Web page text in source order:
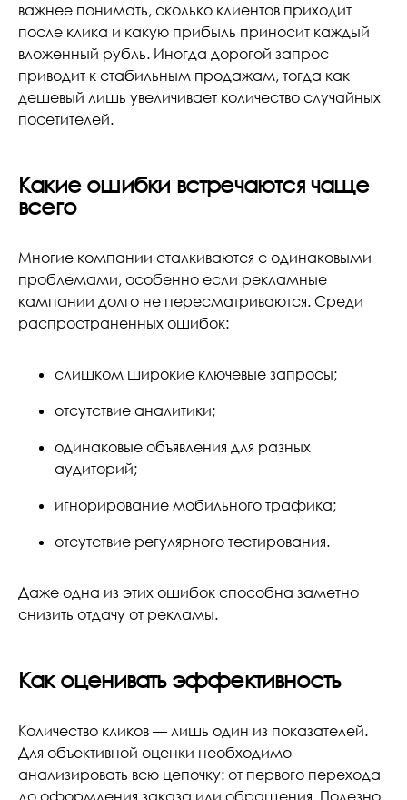
важнее понимать, сколько клиентов приходит
после клика и какую прибыль приносит каждый
вложенный рубль. Иногда дорогой запрос
приводит к стабильным продажам, тогда как
дешевый лишь увеличивает количество случайных
посетителей.
Какие ошибки встречаются чаще
всего
Многие компании сталкиваются с одинаковыми
проблемами, особенно если рекламные
кампании долго не пересматриваются. Среди
распространенных ошибок:
слишком широкие ключевые запросы;
отсутствие аналитики;
одинаковые объявления для разных
аудиторий;
игнорирование мобильного трафика;
отсутствие регулярного тестирования.
Даже одна из этих ошибок способна заметно
снизить отдачу от рекламы.
Как оценивать эффективность
Количество кликов — лишь один из показателей.
Для объективной оценки необходимо
анализировать всю цепочку: от первого перехода
до оформления заказа или обращения. Полезно